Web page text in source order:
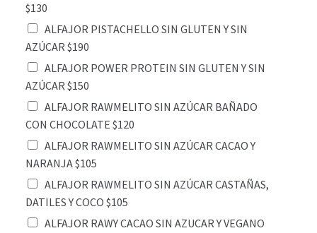
$130
ALFAJOR PISTACHELLO SIN GLUTEN Y SIN
AZÚCAR $190
ALFAJOR POWER PROTEIN SIN GLUTEN Y SIN
AZÚCAR $150
ALFAJOR RAWMELITO SIN AZÚCAR BAÑADO
CON CHOCOLATE $120
ALFAJOR RAWMELITO SIN AZÚCAR CACAO Y
NARANJA $105
ALFAJOR RAWMELITO SIN AZÚCAR CASTAÑAS,
DATILES Y COCO $105
ALFAJOR RAWY CACAO SIN AZUCAR Y VEGANO